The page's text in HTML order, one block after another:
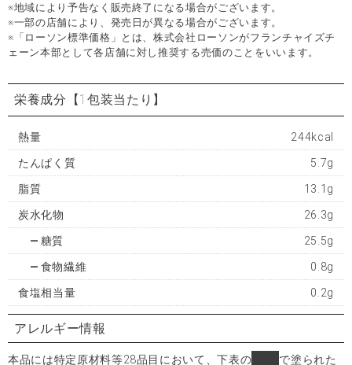
※地域により予告なく販売終了になる場合がございます。
※一部の店舗により、発売日が異なる場合がございます。
※「ローソン標準価格」とは、株式会社ローソンがフランチャイズチ
ェーン本部として各店舗に対し推奨する売価のことをいいます。
栄養成分 【1包装当たり】
熱量 244kcal
たんぱく質 5.7g
脂質 13.1g
炭水化物 26.3g
糖質 25.5g
食物繊維 0.8g
食塩相当量 0.2g
アレルギー情報
本品には特定原材料等28品目において、下表の
で塗られた